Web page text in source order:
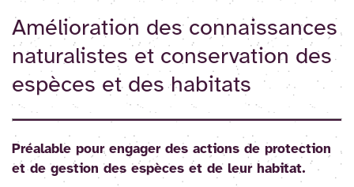
Amélioration des connaissances
naturalistes et conservation des
espèces et des habitats
Préalable pour engager des actions de protection
et de gestion des espèces et de leur habitat.